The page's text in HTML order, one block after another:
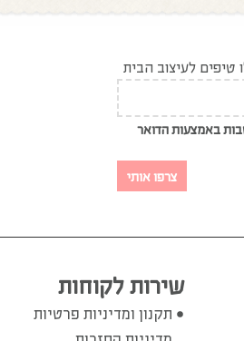
טיפים לעיצוב הבית
באמצעות הדואר
צרפו אותי
שירות לקוחות
תקנון ומדיניות פרטיות